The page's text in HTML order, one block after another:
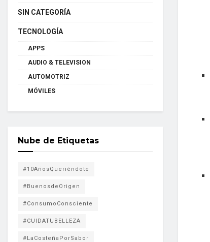
SIN CATEGORÍA
TECNOLOGÍA
APPS
AUDIO & TELEVISION
AUTOMOTRIZ
MÓVILES
Nube de Etiquetas
#10AñosQueriéndote
#BuenosdeOrigen
#ConsumoConsciente
#CUIDATUBELLEZA
#LaCosteñaPorSabor